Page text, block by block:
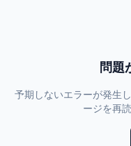
問題
予期しないエラーが発生
ージを再